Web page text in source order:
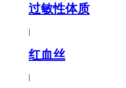
过敏性体质
|
红血丝
|